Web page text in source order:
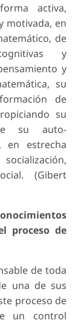
activa,
motivada, en
de
y
y
su
de
su
su auto-
en estrecha
(Gibert
proceso de
de toda
una de sus
proceso de
un control